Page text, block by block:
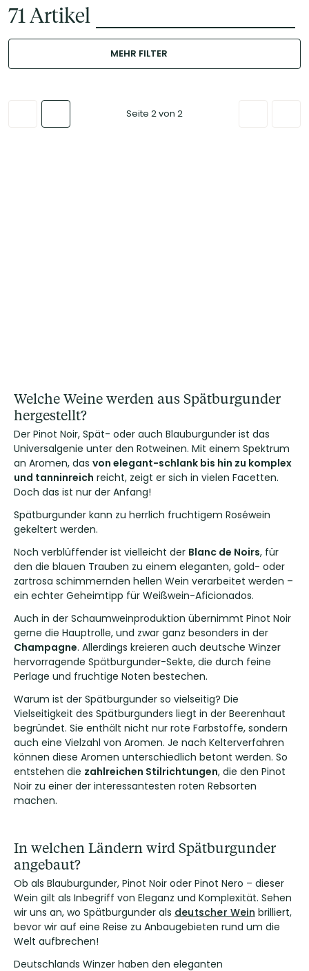
71Artikel
MEHR FILTER
Seite 2 von 2
Welche Weine werden aus Spätburgunder
hergestellt?
Der Pinot Noir, Spät- oder auch Blauburgunder ist das
Universalgenie unter den Rotweinen. Mit einem Spektrum
an Aromen, das von elegant-schlank bis hin zu komplex
und tanninreich reicht, zeigt er sich in vielen Facetten.
Doch das ist nur der Anfang!
Spätburgunder kann zu herrlich fruchtigem Roséwein
gekeltert werden.
Noch verblüffender ist vielleicht der Blanc de Noirs, für
den die blauen Trauben zu einem eleganten, gold- oder
zartrosa schimmernden hellen Wein verarbeitet werden –
ein echter Geheimtipp für Weißwein-Aficionados.
Auch in der Schaumweinproduktion übernimmt Pinot Noir
gerne die Hauptrolle, und zwar ganz besonders in der
Champagne. Allerdings kreieren auch deutsche Winzer
hervorragende Spätburgunder-Sekte, die durch feine
Perlage und fruchtige Noten bestechen.
Warum ist der Spätburgunder so vielseitig? Die
Vielseitigkeit des Spätburgunders liegt in der Beerenhaut
begründet. Sie enthält nicht nur rote Farbstoffe, sondern
auch eine Vielzahl von Aromen. Je nach Kelterverfahren
können diese Aromen unterschiedlich betont werden. So
entstehen die zahlreichen Stilrichtungen, die den Pinot
Noir zu einer der interessantesten roten Rebsorten
machen.
In welchen Ländern wird Spätburgunder
angebaut?
Ob als Blauburgunder, Pinot Noir oder Pinot Nero – dieser
Wein gilt als Inbegriff von Eleganz und Komplexität. Sehen
wir uns an, wo Spätburgunder als deutscher Wein brilliert,
bevor wir auf eine Reise zu Anbaugebieten rund um die
Welt aufbrechen!
Deutschlands Winzer haben den eleganten